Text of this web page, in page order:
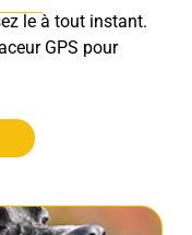
le à tout instant.
GPS pour